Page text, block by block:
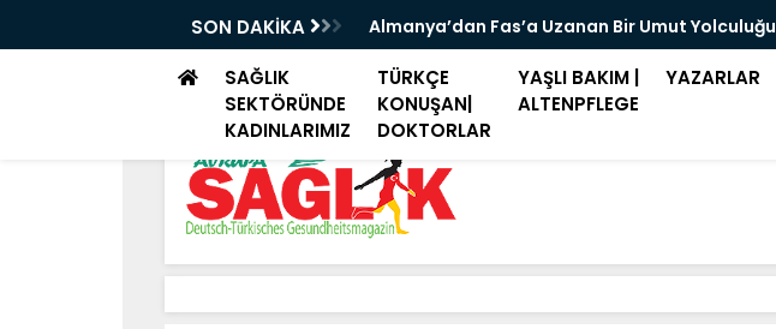
SON DAKİKA
seyahatlerinde aile ziyareti ve tatil Almanya’dan Fas’a Uzanan Bir Umut Yolculuğu
SAĞLIK
SEKTÖRÜNDE
KADINLARIMIZ
TÜRKÇE
KONUŞAN|
DOKTORLAR
YAŞLI BAKIM |
ALTENPFLEGE
YAZARLAR